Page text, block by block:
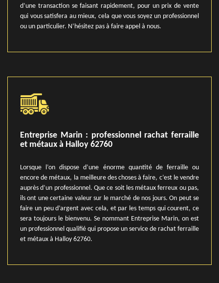
d’une transaction se faisant rapidement, pour un prix de vente
qui vous satisfera au mieux, cela que vous soyez un professionnel
ou un particulier. N’hésitez pas à faire appel à nous.
Entreprise Marin : professionnel rachat ferraille
et métaux à Halloy 62760
Lorsque l’on dispose d’une énorme quantité de ferraille ou
encore de métaux, la meilleure des choses à faire, c’est le vendre
auprès d’un professionnel. Que ce soit les métaux ferreux ou pas,
ils ont une certaine valeur sur le marché de nos jours. On peut se
faire un peu d’argent avec cela, et par les temps qui courent, ce
sera toujours le bienvenu. Se nommant Entreprise Marin, on est
un professionnel qualifié qui propose un service de rachat ferraille
et métaux à Halloy 62760.